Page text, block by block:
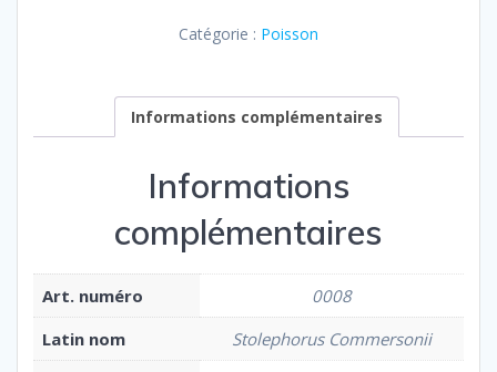
Catégorie : Poisson
Informations complémentaires
Informations
complémentaires
Art. numéro
0008
Latin nom
Stolephorus Commersonii